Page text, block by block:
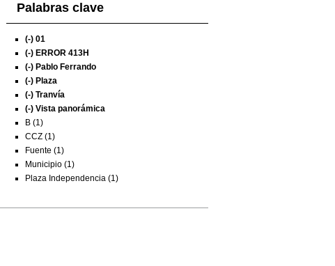
Palabras clave
(-) 01
(-) ERROR 413H
(-) Pablo Ferrando
(-) Plaza
(-) Tranvía
(-) Vista panorámica
B (1)
CCZ (1)
Fuente (1)
Municipio (1)
Plaza Independencia (1)